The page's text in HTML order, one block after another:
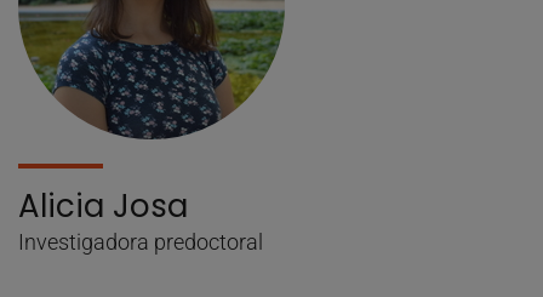
Alicia Josa
Investigadora predoctoral